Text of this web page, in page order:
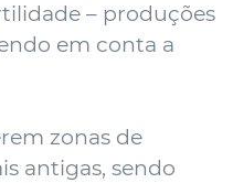
– produções
em conta a
zonas de
antigas, sendo